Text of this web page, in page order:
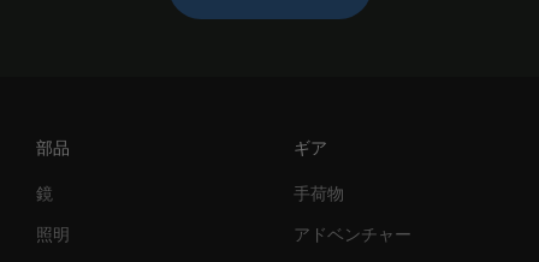
部品
鏡
照明
ギア
手荷物
アドベンチャー